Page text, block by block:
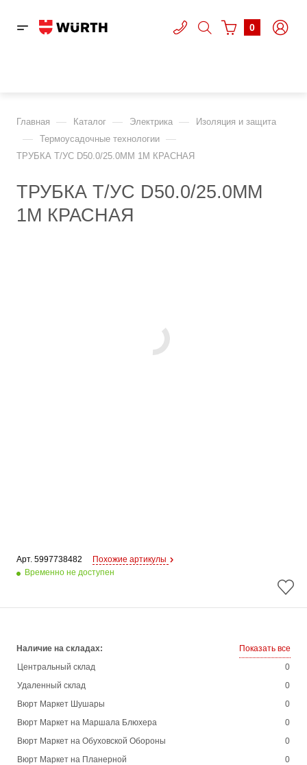
0
Главная — Каталог — Электрика — Изоляция и защита
— Термоусадочные технологии —
ТРУБКА Т/УС D50.0/25.0ММ 1М КРАСНАЯ
ТРУБКА Т/УС D50.0/25.0ММ
1М КРАСНАЯ
Арт. 5997738482
Похожие артикулы
Временно не доступен
Наличие на складах:
Показать все
Центральный склад
0
Удаленный склад
0
Вюрт Маркет Шушары
0
Вюрт Маркет на Маршала Блюхера
0
Вюрт Маркет на Обуховской Обороны
0
Вюрт Маркет на Планерной
0